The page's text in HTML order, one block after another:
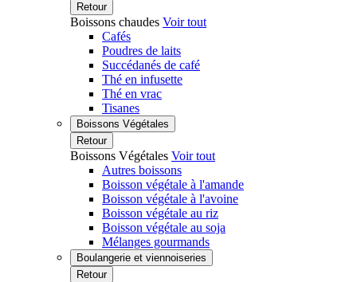
Retour
Boissons chaudes Voir tout
Cafés
Poudres de laits
Succédanés de café
Thé en infusette
Thé en vrac
Tisanes
Boissons Végétales
Retour
Boissons Végétales Voir tout
Autres boissons
Boisson végétale à l'amande
Boisson végétale à l'avoine
Boisson végétale au riz
Boisson végétale au soja
Mélanges gourmands
Boulangerie et viennoiseries
Retour